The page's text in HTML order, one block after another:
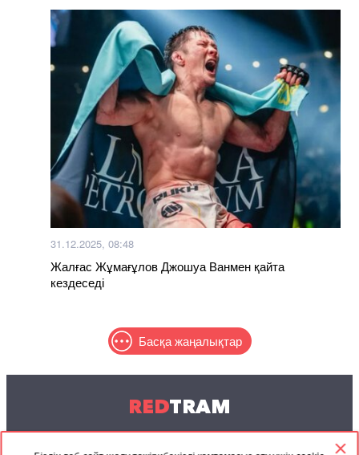
31.12.2025, 08:48
Жалғас Жұмағұлов Джошуа Ванмен қайта
кездеседі
Басқа жаңалықтар
REDTRAM
© 2004-2026 Redtram, Ltd.